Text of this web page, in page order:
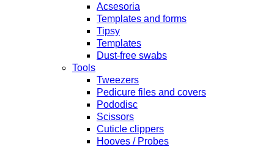
Acsesoria
Templates and forms
Tipsy
Templates
Dust-free swabs
Tools
Tweezers
Pedicure files and covers
Pododisc
Scissors
Cuticle clippers
Hooves / Probes